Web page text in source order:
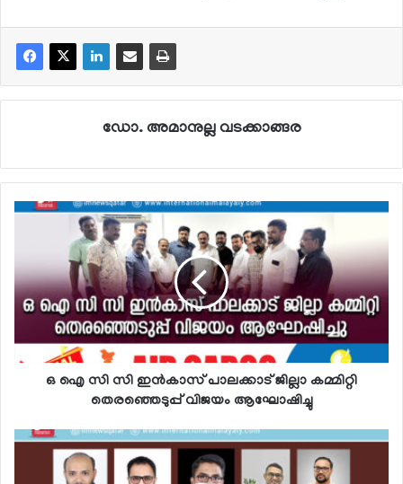
ഡോ. അമാനുല്ല വടക്കാങ്ങര
ഒ ഐ സി സി ഇന്‍കാസ് പാലക്കാട് ജില്ലാ കമ്മിറ്റി
തെരഞ്ഞെടുപ്പ് വിജയം ആഘോഷിച്ചു